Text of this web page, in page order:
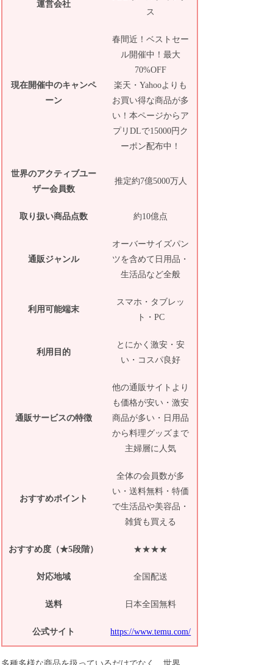
運営会社
ス
現在開催中のキャンペ
ーン
春間近！ベストセー
ル開催中！最大
70%OFF
楽天・Yahooよりも
お買い得な商品が多
い！本ページからア
プリDLで15000円ク
ーポン配布中！
世界のアクティブユー
ザー会員数
推定約7億5000万人
取り扱い商品点数 約10億点
通販ジャンル
オーバーサイズパン
ツを含めて日用品・
生活品など全般
利用可能端末
スマホ・タブレッ
ト・PC
利用目的
とにかく激安・安
い・コスパ良好
通販サービスの特徴
他の通販サイトより
も価格が安い・激安
商品が多い・日用品
から料理グッズまで
主婦層に人気
おすすめポイント
全体の会員数が多
い・送料無料・特価
で生活品や美容品・
雑貨も買える
おすすめ度（★5段階） ★★★★
対応地域 全国配送
送料 日本全国無料
公式サイト https://www.temu.com/